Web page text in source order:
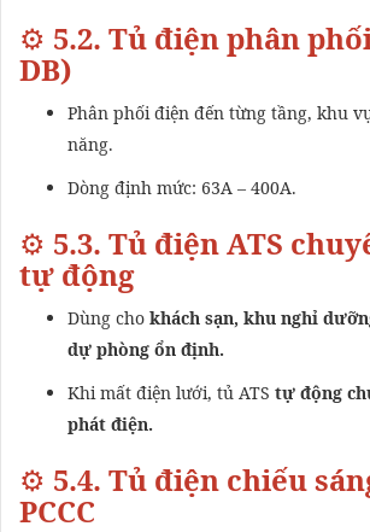
⚙️ 5.2. Tủ điện phân
DB)
Phân phối điện đến từng tầng, khu
năng.
Dòng định mức: 63A – 400A.
⚙️ 5.3. Tủ điện ATS
tự động
Dùng cho khách sạn, khu nghỉ
dự phòng ổn định.
Khi mất điện lưới, tủ ATS tự động
phát điện.
⚙️ 5.4. Tủ điện chiếu
PCCC